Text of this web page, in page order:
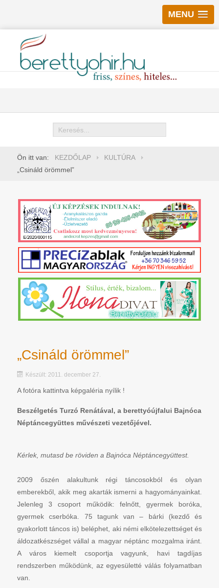
MENU
Keresés
Ön itt van: KEZDŐLAP
KULTÚRA
„Csináld örömmel”
„Csináld örömmel”
Készült: 2011. december 27.
A fotóra kattintva képgaléria nyílik !
Beszélgetés Turzó Renátával, a berettyóújfalui Bajnóca
Néptáncegyüttes művészeti vezetőjével.
Kérlek, mutasd be röviden a Bajnóca Néptáncegyüttest.
2009 őszén alakultunk régi táncosokból és olyan
emberekből, akik meg akarták ismerni a hagyományainkat.
Jelenleg 3 csoport működik: felnőtt, gyermek boróka,
gyermek cserbóka. 75 tagunk van – bárki (kezdő és
gyakorlott táncos is) beléphet, aki némi elkötelezettséget és
áldozatkészséget vállal a magyar néptánc mozgalma iránt.
A város kiemelt csoportja vagyunk, havi tagdíjas
rendszerben működünk, az egyesületté válás folyamatban
van.